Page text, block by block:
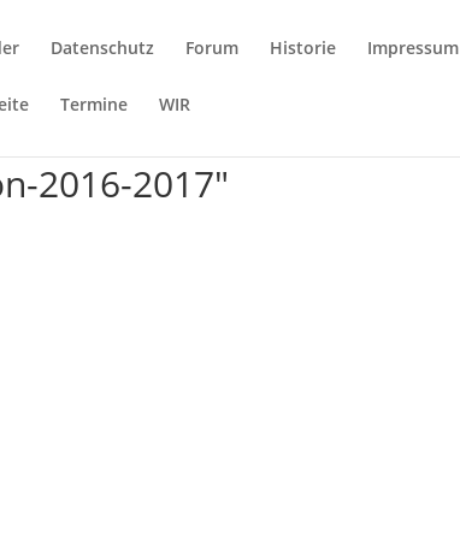
Datenschutz Forum Historie Impressum
Termine WIR
2016-2017"